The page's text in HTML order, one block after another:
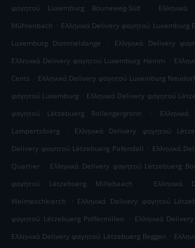
φαγητού Luxemburg Bouneweg-Süd
.
Mühlenbach . Ελληνικά Delivery φαγητού Luxemburg
Luxemburg Dommeldange
. Ελληνικά Delivery
Ελληνικά Delivery φαγητού Luxemburg Hamm .
Cents . Ελληνικά Delivery φαγητού Luxemburg
φαγητού Luxemburg . Ελληνικά Delivery φαγητού
φαγητού Lëtzebuerg Rollengergronn
.
Lampertsbierg
. Ελληνικά Delivery φαγητού
Delivery φαγητού Lëtzebuerg Pafendall . Ελληνικά
Quartier . Ελληνικά Delivery φαγητού Lëtzebuerg
φαγητού Lëtzebuerg Millebaach
.
Ελληνικά
Weimeschkierch
. Ελληνικά Delivery φαγητού
φαγητού Lëtzebuerg Polfermillen
. Ελληνικά
Ελληνικά Delivery φαγητού Lëtzebuerg Beggen .